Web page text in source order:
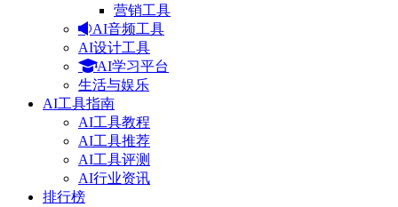
营销工具
AI音频工具
AI设计工具
AI学习平台
生活与娱乐
AI工具指南
AI工具教程
AI工具推荐
AI工具评测
AI行业资讯
排行榜